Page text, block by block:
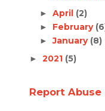
► April (2)
► February
►January (8)
► 2021 (5)
Report Abuse